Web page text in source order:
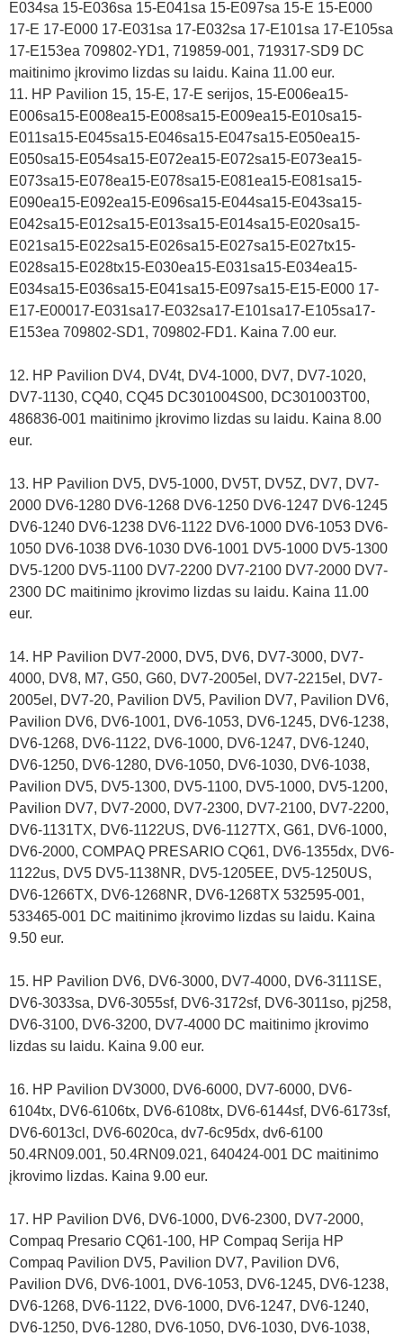
E034sa 15-E036sa 15-E041sa 15-E097sa 15-E 15-E000
17-E 17-E000 17-E031sa 17-E032sa 17-E101sa 17-E105sa
17-E153ea 709802-YD1, 719859-001, 719317-SD9 DC
maitinimo įkrovimo lizdas su laidu. Kaina 11.00 eur.
11. HP Pavilion 15, 15-E, 17-E serijos, 15-E006ea15-
E006sa15-E008ea15-E008sa15-E009ea15-E010sa15-
E011sa15-E045sa15-E046sa15-E047sa15-E050ea15-
E050sa15-E054sa15-E072ea15-E072sa15-E073ea15-
E073sa15-E078ea15-E078sa15-E081ea15-E081sa15-
E090ea15-E092ea15-E096sa15-E044sa15-E043sa15-
E042sa15-E012sa15-E013sa15-E014sa15-E020sa15-
E021sa15-E022sa15-E026sa15-E027sa15-E027tx15-
E028sa15-E028tx15-E030ea15-E031sa15-E034ea15-
E034sa15-E036sa15-E041sa15-E097sa15-E15-E000 17-
E17-E00017-E031sa17-E032sa17-E101sa17-E105sa17-
E153ea 709802-SD1, 709802-FD1. Kaina 7.00 eur.
12. HP Pavilion DV4, DV4t, DV4-1000, DV7, DV7-1020,
DV7-1130, CQ40, CQ45 DC301004S00, DC301003T00,
486836-001 maitinimo įkrovimo lizdas su laidu. Kaina 8.00
eur.
13. HP Pavilion DV5, DV5-1000, DV5T, DV5Z, DV7, DV7-
2000 DV6-1280 DV6-1268 DV6-1250 DV6-1247 DV6-1245
DV6-1240 DV6-1238 DV6-1122 DV6-1000 DV6-1053 DV6-
1050 DV6-1038 DV6-1030 DV6-1001 DV5-1000 DV5-1300
DV5-1200 DV5-1100 DV7-2200 DV7-2100 DV7-2000 DV7-
2300 DC maitinimo įkrovimo lizdas su laidu. Kaina 11.00
eur.
14. HP Pavilion DV7-2000, DV5, DV6, DV7-3000, DV7-
4000, DV8, M7, G50, G60, DV7-2005el, DV7-2215el, DV7-
2005el, DV7-20, Pavilion DV5, Pavilion DV7, Pavilion DV6,
Pavilion DV6, DV6-1001, DV6-1053, DV6-1245, DV6-1238,
DV6-1268, DV6-1122, DV6-1000, DV6-1247, DV6-1240,
DV6-1250, DV6-1280, DV6-1050, DV6-1030, DV6-1038,
Pavilion DV5, DV5-1300, DV5-1100, DV5-1000, DV5-1200,
Pavilion DV7, DV7-2000, DV7-2300, DV7-2100, DV7-2200,
DV6-1131TX, DV6-1122US, DV6-1127TX, G61, DV6-1000,
DV6-2000, COMPAQ PRESARIO CQ61, DV6-1355dx, DV6-
1122us, DV5 DV5-1138NR, DV5-1205EE, DV5-1250US,
DV6-1266TX, DV6-1268NR, DV6-1268TX 532595-001,
533465-001 DC maitinimo įkrovimo lizdas su laidu. Kaina
9.50 eur.
15. HP Pavilion DV6, DV6-3000, DV7-4000, DV6-3111SE,
DV6-3033sa, DV6-3055sf, DV6-3172sf, DV6-3011so, pj258,
DV6-3100, DV6-3200, DV7-4000 DC maitinimo įkrovimo
lizdas su laidu. Kaina 9.00 eur.
16. HP Pavilion DV3000, DV6-6000, DV7-6000, DV6-
6104tx, DV6-6106tx, DV6-6108tx, DV6-6144sf, DV6-6173sf,
DV6-6013cl, DV6-6020ca, dv7-6c95dx, dv6-6100
50.4RN09.001, 50.4RN09.021, 640424-001 DC maitinimo
įkrovimo lizdas. Kaina 9.00 eur.
17. HP Pavilion DV6, DV6-1000, DV6-2300, DV7-2000,
Compaq Presario CQ61-100, HP Compaq Serija HP
Compaq Pavilion DV5, Pavilion DV7, Pavilion DV6,
Pavilion DV6, DV6-1001, DV6-1053, DV6-1245, DV6-1238,
DV6-1268, DV6-1122, DV6-1000, DV6-1247, DV6-1240,
DV6-1250, DV6-1280, DV6-1050, DV6-1030, DV6-1038,